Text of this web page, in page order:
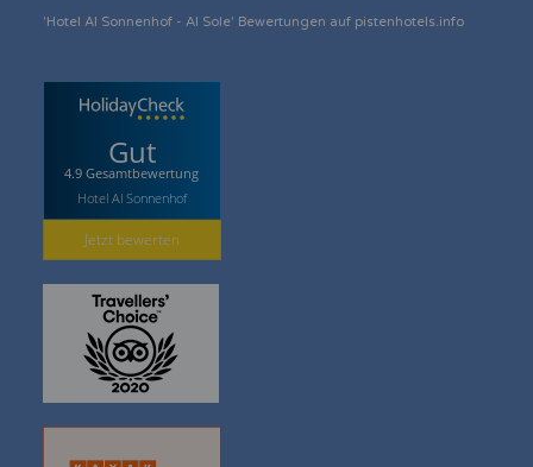
Gut
4.9 Gesamtbewertung
Hotel Al Sonnenhof
Jetzt bewerten